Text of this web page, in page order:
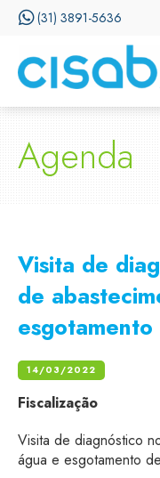
(31) 3891-5636
Agenda
Visita de
de
14/03/2022
Fiscalização
Visita de diagnóstico
água e esgotamento
CISSA
Assistente